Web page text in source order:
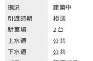
現況
建築中
引渡時期
相談
駐車場
2台
上水道
公共
下水道
公共